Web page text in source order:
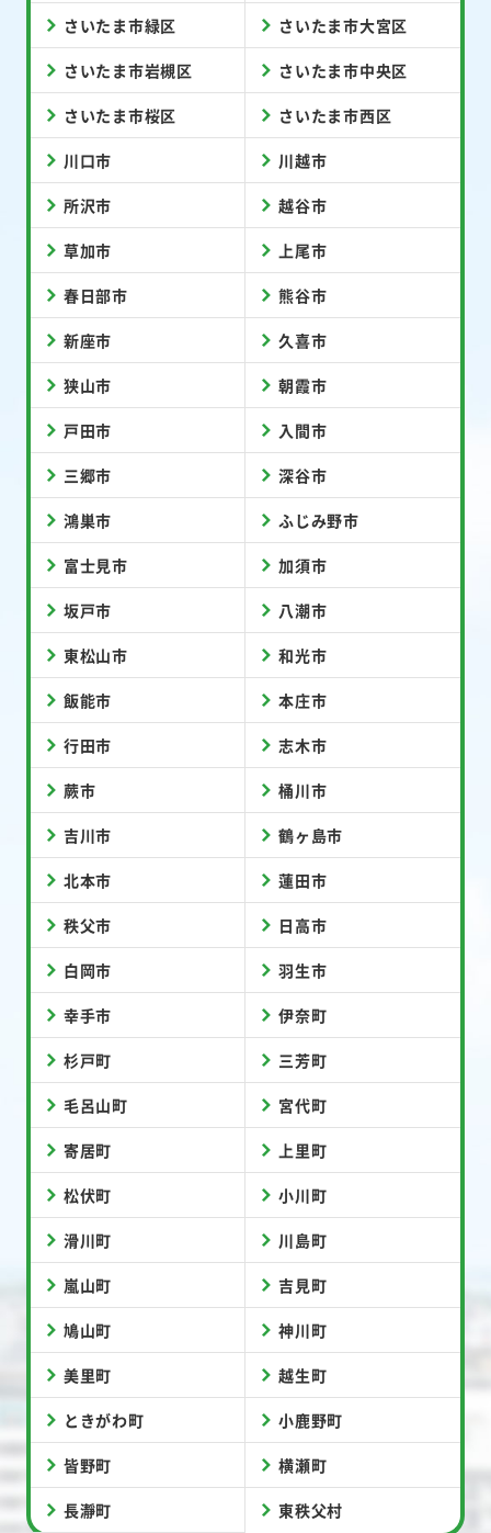
さいたま市緑区 さいたま市大宮区
さいたま市岩槻区 さいたま市中央区
さいたま市桜区 さいたま市西区
川口市 川越市
所沢市 越谷市
草加市 上尾市
春日部市 熊谷市
新座市 久喜市
狭山市 朝霞市
戸田市 入間市
三郷市 深谷市
鴻巣市 ふじみ野市
富士見市 加須市
坂戸市 八潮市
東松山市 和光市
飯能市 本庄市
行田市 志木市
蕨市 桶川市
吉川市 鶴ヶ島市
北本市 蓮田市
秩父市 日高市
白岡市 羽生市
幸手市 伊奈町
杉戸町 三芳町
毛呂山町 宮代町
寄居町 上里町
松伏町 小川町
滑川町 川島町
嵐山町 吉見町
鳩山町 神川町
美里町 越生町
ときがわ町 小鹿野町
皆野町 横瀬町
長瀞町 東秩父村